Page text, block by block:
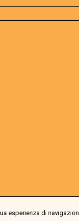
esperienza di